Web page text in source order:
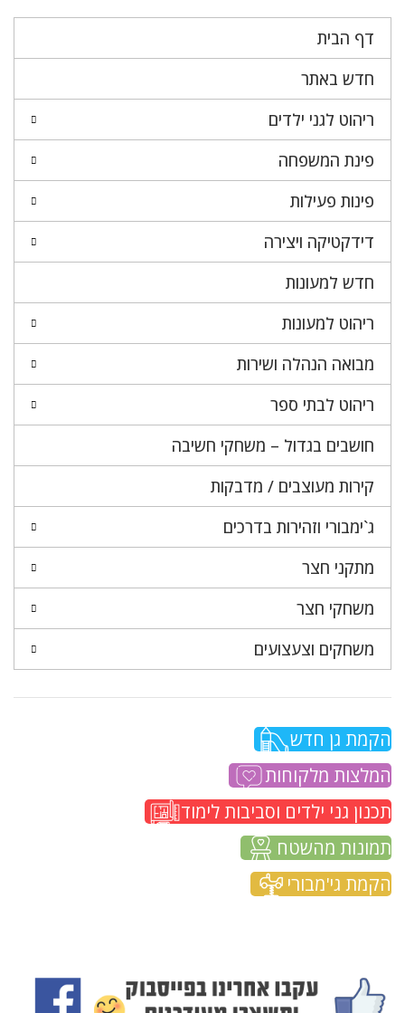
דף הבית
חדש באתר
ריהוט לגני ילדים
פינת המשפחה
פינות פעילות
דידקטיקה ויצירה
חדש למעונות
ריהוט למעונות
מבואה הנהלה ושירות
ריהוט לבתי ספר
חושבים בגדול – משחקי חשיבה
קירות מעוצבים / מדבקות
ג`ימבורי וזהירות בדרכים
מתקני חצר
משחקי חצר
משחקים וצעצועים
הקמת גן חדש
המלצות מלקוחות
תכנון גני ילדים וסביבות לימוד
תמונות מהשטח
הקמת גי'מבורי